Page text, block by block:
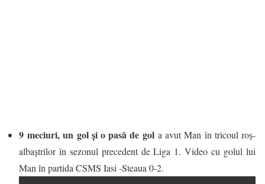
9 meciuri, un gol și o pasă de gola avut Man în tricoul roș-
albaștrilor în sezonul precedent de Liga 1. Video cu golul lui
Man în partida CSMS Iasi -Steaua 0-2.